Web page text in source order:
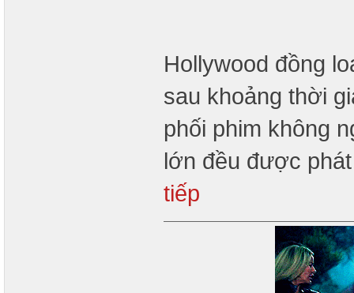
Hollywood đồng
sau khoảng thời
phối phim không
lớn đều được
tiếp